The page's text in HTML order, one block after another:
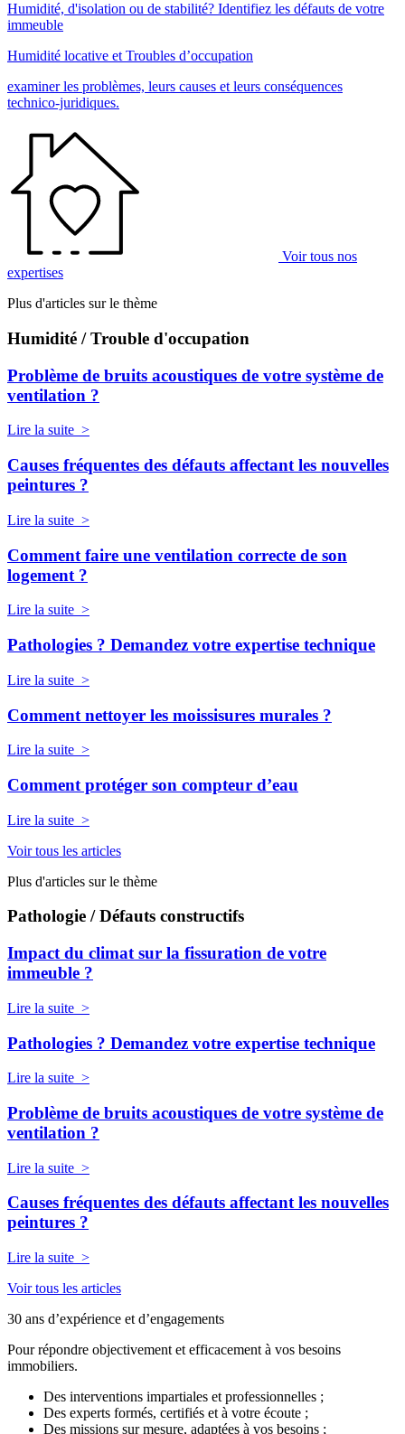
Humidité, d'isolation ou de stabilité? Identifiez les défauts de votre
immeuble
Humidité locative et Troubles d’occupation
examiner les problèmes, leurs causes et leurs conséquences
technico-juridiques.
Voir tous nos
expertises
Plus d'articles sur le thème
Humidité / Trouble d'occupation
Problème de bruits acoustiques de votre système de
ventilation ?
Lire la suite >
Causes fréquentes des défauts affectant les nouvelles
peintures ?
Lire la suite >
Comment faire une ventilation correcte de son
logement ?
Lire la suite >
Pathologies ? Demandez votre expertise technique
Lire la suite >
Comment nettoyer les moissisures murales ?
Lire la suite >
Comment protéger son compteur d’eau
Lire la suite >
Voir tous les articles
Plus d'articles sur le thème
Pathologie / Défauts constructifs
Impact du climat sur la fissuration de votre
immeuble ?
Lire la suite >
Pathologies ? Demandez votre expertise technique
Lire la suite >
Problème de bruits acoustiques de votre système de
ventilation ?
Lire la suite >
Causes fréquentes des défauts affectant les nouvelles
peintures ?
Lire la suite >
Voir tous les articles
30 ans d’expérience et d’engagements
Pour répondre objectivement et efficacement à vos besoins
immobiliers.
Des interventions impartiales et professionnelles ;
Des experts formés, certifiés et à votre écoute ;
Des missions sur mesure, adaptées à vos besoins ;